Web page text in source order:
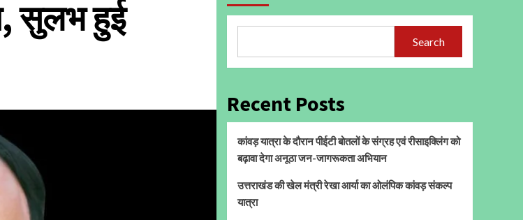
सुलभ हुई
Search
Recent Posts
कांवड़ यात्रा के दौरान पीईटी बोतलों के संग्रह एवं रीसाइक्लिंग को
बढ़ावा देगा अनूठा जन-जागरूकता अभियान
उत्तराखंड की खेल मंत्री रेखा आर्या का ओलंपिक कांवड़ संकल्प
यात्रा